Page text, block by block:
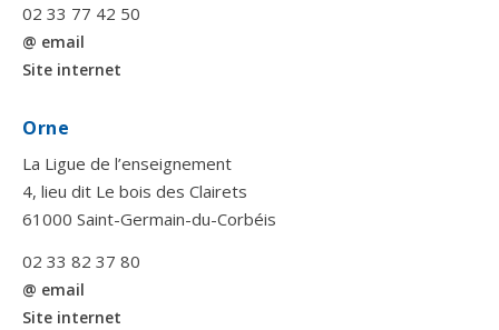
02 33 77 42 50
@ email
Site internet
Orne
La Ligue de l’enseignement
4, lieu dit Le bois des Clairets
61000 Saint-Germain-du-Corbéis
02 33 82 37 80
@ email
Site internet